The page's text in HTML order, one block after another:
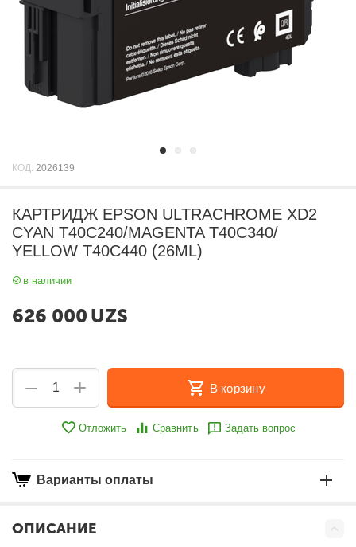
КОД: 2026139
КАРТРИДЖ EPSON ULTRACHROME XD2
CYAN T40C240/MAGENTA T40C340/
YELLOW T40C440 (26ML)
в наличии
626 000 UZS
+
− В корзину
Отложить Сравнить Задать вопрос
Варианты оплаты
ОПИСАНИЕ